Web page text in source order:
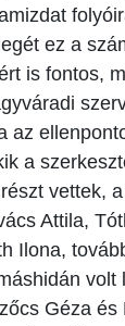
ez a
is fontos,
az
a
vettek,
Attila,
Ilona,
volt
Géza és